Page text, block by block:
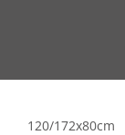
120/172x80cm